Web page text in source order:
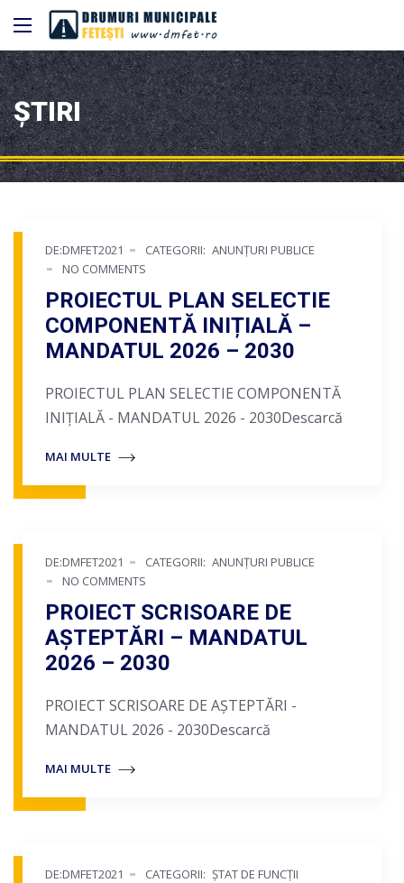
ȘTIRI
DE:DMFET2021 CATEGORII: ANUNȚURI PUBLICE
NO COMMENTS
PROIECTUL PLAN SELECTIE
COMPONENTĂ INIȚIALĂ –
MANDATUL 2026 – 2030
PROIECTUL PLAN SELECTIE COMPONENTĂ
INIȚIALĂ - MANDATUL 2026 - 2030Descarcă
MAI MULTE
DE:DMFET2021 CATEGORII: ANUNȚURI PUBLICE
NO COMMENTS
PROIECT SCRISOARE DE
AȘTEPTĂRI – MANDATUL
2026 – 2030
PROIECT SCRISOARE DE AȘTEPTĂRI -
MANDATUL 2026 - 2030Descarcă
MAI MULTE
DE:DMFET2021 CATEGORII: ȘTAT DE FUNCȚII